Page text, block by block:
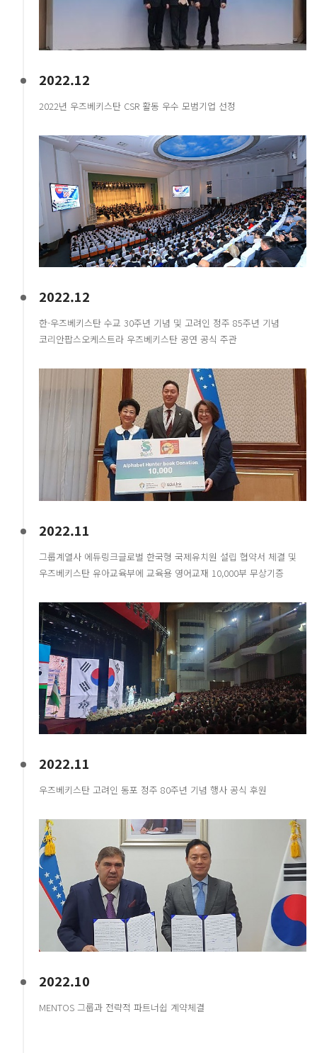
2022.12
2022년 우즈베키스탄 CSR 활동 우수 모범기업 선정
2022.12
한-우즈베키스탄 수교 30주년 기념 및 고려인 정주 85주년 기념
코리안팝스오케스트라 우즈베키스탄 공연 공식 주관
2022.11
그룹계열사 에듀링크글로벌 한국형 국제유치원 설립 협약서 체결 및
우즈베키스탄 유아교육부에 교육용 영어교재 10,000부 무상기증
2022.11
우즈베키스탄 고려인 동포 정주 80주년 기념 행사 공식 후원
2022.10
MENTOS 그룹과 전략적 파트너쉽 계약체결